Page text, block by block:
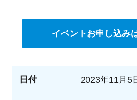
イベントお申し込み
日付 2023年11月5